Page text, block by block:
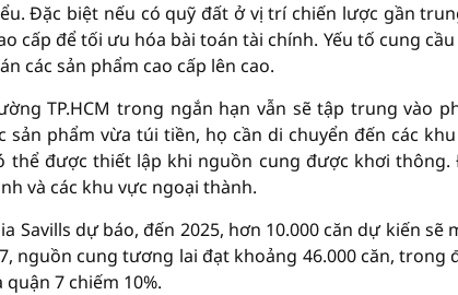
Đặc biệt nếu có quỹ đất ở vị trí chiến lược gần
cấp để tối ưu hóa bài toán tài chính. Yếu tố cung
các sản phẩm cao cấp lên cao.
TP.HCM trong ngắn hạn vẫn sẽ tập trung vào
sản phẩm vừa túi tiền, họ cần di chuyển đến các
thể được thiết lập khi nguồn cung được khơi
và các khu vực ngoại thành.
Savills dự báo, đến 2025, hơn 10.000 căn dự kiến
nguồn cung tương lai đạt khoảng 46.000 căn, trong
quận 7 chiếm 10%.